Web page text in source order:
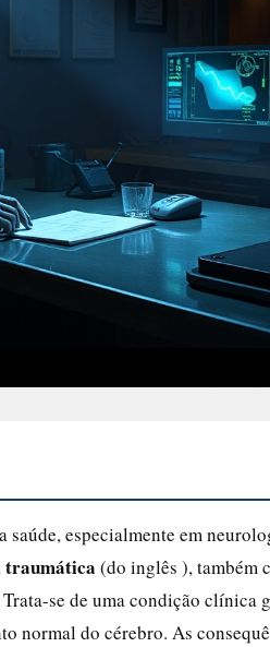
saúde, especialmente em
traumática (do inglês ), também
Trata-se de uma condição clínica
normal do cérebro. As